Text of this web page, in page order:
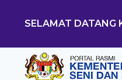
SELAMAT DATANG